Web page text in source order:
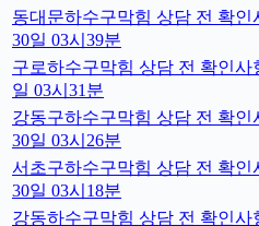
동대문하수구막힘 상담 전 확인
30일 03시39분
구로하수구막힘 상담 전 확인사
일 03시31분
강동구하수구막힘 상담 전 확인
30일 03시26분
서초구하수구막힘 상담 전 확인
30일 03시18분
강동하수구막힘 상담 전 확인사